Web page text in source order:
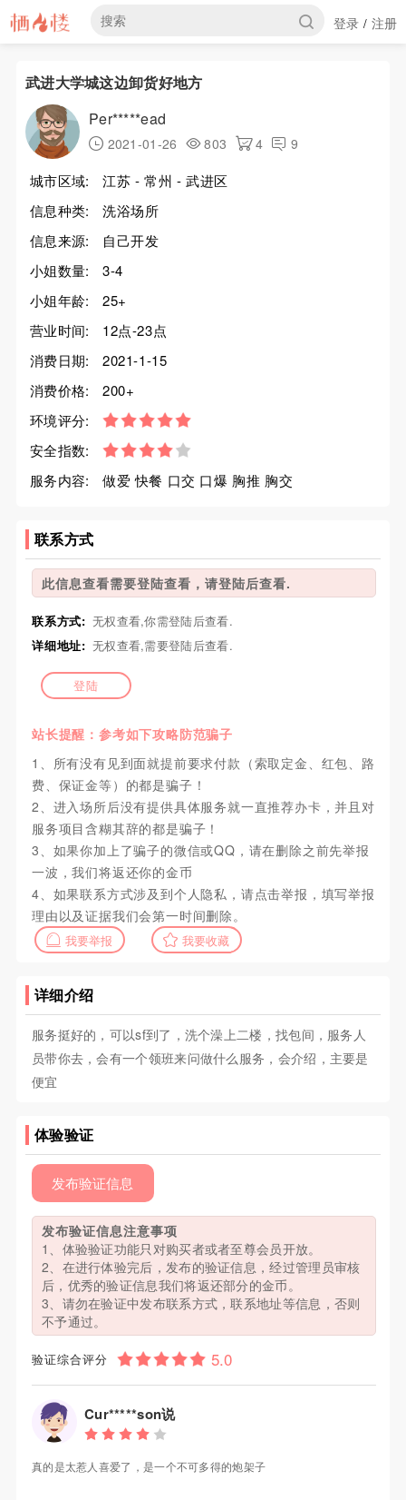
登录 / 注册
武进大学城这边卸货好地方
Per*****ead
2021-01-26 803 4 9
城市区域:
江苏 - 常州 - 武进区
信息种类:
洗浴场所
信息来源:
自己开发
小姐数量:
3-4
小姐年龄:
25+
营业时间:
12点-23点
消费日期:
2021-1-15
消费价格:
200+
环境评分:
安全指数:
服务内容:
做爱 快餐 口交 口爆 胸推 胸交
联系方式
此信息查看需要登陆查看，请登陆后查看.
联系方式: 无权查看,你需登陆后查看.
详细地址: 无权查看,需要登陆后查看.
登陆
站长提醒：参考如下攻略防范骗子
1、所有没有见到面就提前要求付款（索取定金、红包、路
费、保证金等）的都是骗子！
2、进入场所后没有提供具体服务就一直推荐办卡，并且对
服务项目含糊其辞的都是骗子！
3、如果你加上了骗子的微信或QQ，请在删除之前先举报
一波，我们将返还你的金币
4、如果联系方式涉及到个人隐私，请点击举报，填写举报
理由以及证据我们会第一时间删除。
我要举报 我要收藏
详细介绍
服务挺好的，可以sf到了，洗个澡上二楼，找包间，服务人
员带你去，会有一个领班来问做什么服务，会介绍，主要是
便宜
体验验证
发布验证信息
发布验证信息注意事项
1、体验验证功能只对购买者或者至尊会员开放。
2、在进行体验完后，发布的验证信息，经过管理员审核
后，优秀的验证信息我们将返还部分的金币。
3、请勿在验证中发布联系方式，联系地址等信息，否则
不予通过。
验证综合评分
Cur*****son说
真的是太惹人喜爱了，是一个不可多得的炮架子